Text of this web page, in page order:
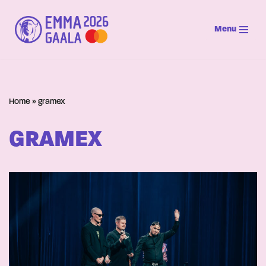
Siirry
suoraan
Menu
Home » gramex
GRAMEX